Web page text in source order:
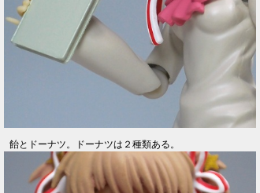
飴とドーナツ。ドーナツは２種類ある。